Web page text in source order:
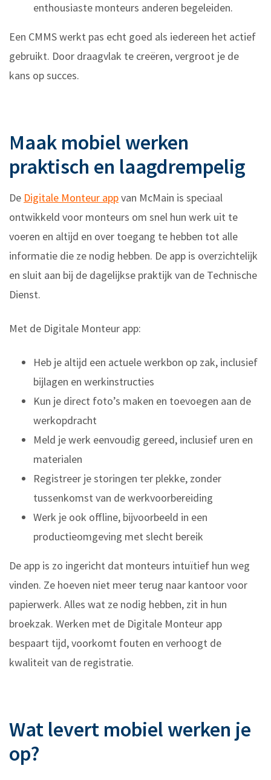
enthousiaste monteurs anderen begeleiden.
Een CMMS werkt pas echt goed als iedereen het actief
gebruikt. Door draagvlak te creëren, vergroot je de
kans op succes.
Maak mobiel werken
praktisch en laagdrempelig
De Digitale Monteur appvan McMain is speciaal
ontwikkeld voor monteurs om snel hun werk uit te
voeren en altijd en over toegang te hebben tot alle
informatie die ze nodig hebben. De app is overzichtelijk
en sluit aan bij de dagelijkse praktijk van de Technische
Dienst.
Met de Digitale Monteur app:
Heb je altijd een actuele werkbon op zak, inclusief
bijlagen en werkinstructies
Kun je direct foto’s maken en toevoegen aan de
werkopdracht
Meld je werk eenvoudig gereed, inclusief uren en
materialen
Registreer je storingen ter plekke, zonder
tussenkomst van de werkvoorbereiding
Werk je ook offline, bijvoorbeeld in een
productieomgeving met slecht bereik
De app is zo ingericht dat monteurs intuïtief hun weg
vinden. Ze hoeven niet meer terug naar kantoor voor
papierwerk. Alles wat ze nodig hebben, zit in hun
broekzak. Werken met de Digitale Monteur app
bespaart tijd, voorkomt fouten en verhoogt de
kwaliteit van de registratie.
Wat levert mobiel werken je
op?